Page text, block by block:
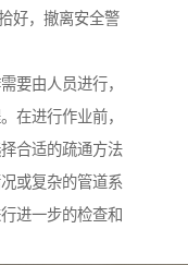
好，撤离安全警
要由人员进行，
在进行作业前，
合适的疏通方法
或复杂的管道系
进一步的检查和